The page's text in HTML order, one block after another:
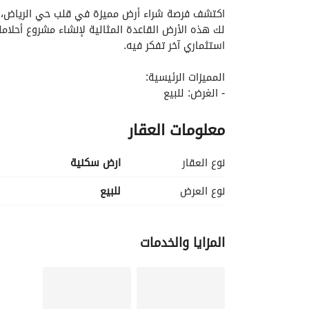
استثماري آخر تفكر فيه.
المميزات الرئيسية:
- الغرض: للبيع
- الموقع: حي الرياض، جدة
- السعر: 900,035 SAR
- مفروش: لا
المرافق:
- توفر المياه: يوجد إمداد موثوق من المياه، مما
معلومات العقار
نوع العقار
ارض سكنية
نوع العرض
للبيع
المزايا والخدمات